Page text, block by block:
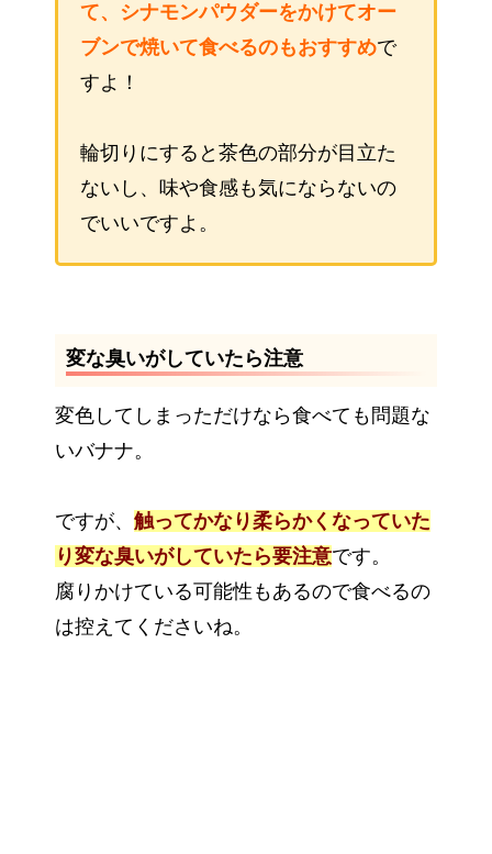
て、シナモンパウダーをかけてオー
ブンで焼いて食べるのもおすすめで
すよ！
輪切りにすると茶色の部分が目立た
ないし、味や食感も気にならないの
でいいですよ。
変な臭いがしていたら注意
変色してしまっただけなら食べても問題な
いバナナ。
ですが、 触ってかなり柔らかくなっていた
り変な臭いがしていたら要注意です。
腐りかけている可能性もあるので食べるの
は控えてくださいね。